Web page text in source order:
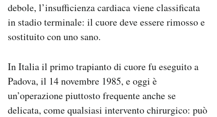
debole, l’insufficienza cardiaca viene classificata
in stadio terminale: il cuore deve essere rimosso e
sostituito con uno sano.
In Italia il primo trapianto di cuore fu eseguito a
Padova, il 14 novembre 1985, e oggi è
un’operazione piuttosto frequente anche se
delicata, come qualsiasi intervento chirurgico: può